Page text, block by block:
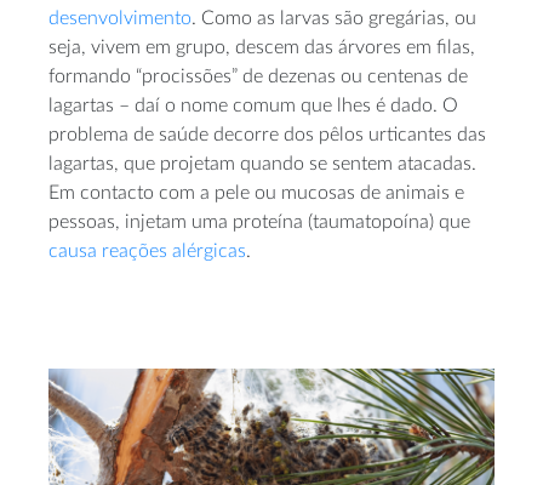
desenvolvimento. Como as larvas são gregárias, ou
seja, vivem em grupo, descem das árvores em filas,
formando “procissões” de dezenas ou centenas de
lagartas – daí o nome comum que lhes é dado. O
problema de saúde decorre dos pêlos urticantes das
lagartas, que projetam quando se sentem atacadas.
Em contacto com a pele ou mucosas de animais e
pessoas, injetam uma proteína (taumatopoína) que
causa reações alérgicas.